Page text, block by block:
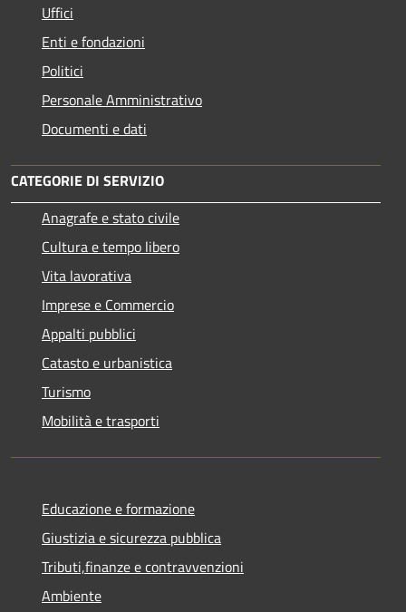
Uffici
Enti e fondazioni
Politici
Personale Amministrativo
Documenti e dati
CATEGORIE DI SERVIZIO
Anagrafe e stato civile
Cultura e tempo libero
Vita lavorativa
Imprese e Commercio
Appalti pubblici
Catasto e urbanistica
Turismo
Mobilità e trasporti
Educazione e formazione
Giustizia e sicurezza pubblica
Tributi,finanze e contravvenzioni
Ambiente